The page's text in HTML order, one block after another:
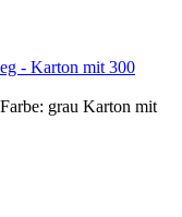
- Karton mit 300
grau Karton mit